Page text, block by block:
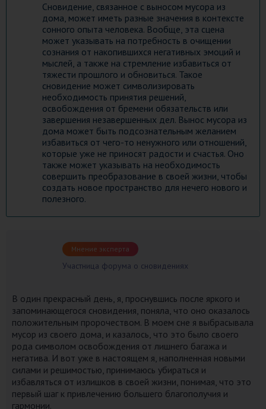
Сновидение, связанное с выносом мусора из
дома, может иметь разные значения в контексте
сонного опыта человека. Вообще, эта сцена
может указывать на потребность в очищении
сознания от накопившихся негативных эмоций и
мыслей, а также на стремление избавиться от
тяжести прошлого и обновиться. Такое
сновидение может символизировать
необходимость принятия решений,
освобождения от бремени обязательств или
завершения незавершенных дел. Вынос мусора из
дома может быть подсознательным желанием
избавиться от чего-то ненужного или отношений,
которые уже не приносят радости и счастья. Оно
также может указывать на необходимость
совершить преобразование в своей жизни, чтобы
создать новое пространство для нечего нового и
полезного.
Мнение эксперта
Участница форума о сновидениях
В один прекрасный день, я, проснувшись после яркого и
запоминающегося сновидения, поняла, что оно оказалось
положительным пророчеством. В моем сне я выбрасывала
мусор из своего дома, и казалось, что это было своего
рода символом освобождения от лишнего багажа и
негатива. И вот уже в настоящем я, наполненная новыми
силами и решимостью, принимаюсь убираться и
избавляться от излишков в своей жизни, понимая, что это
первый шаг к привлечению большего благополучия и
гармонии.